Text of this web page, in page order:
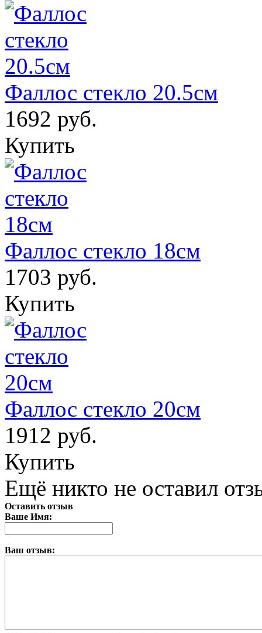
Фаллос стекло 20.5см
1692 руб.
Купить
Фаллос стекло 18см
1703 руб.
Купить
Фаллос стекло 20см
1912 руб.
Купить
Ещё никто не оставил
Оставить отзыв
Ваше Имя:
Ваш отзыв: